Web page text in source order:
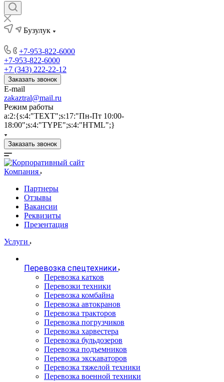
Бузулук
+7-953-822-6000
+7-953-822-6000
+7 (343) 222-22-12
Заказать звонок
E-mail
zakaztral@mail.ru
Режим работы
a:2:{s:4:"TEXT";s:17:"Пн-Пт 10:00-
18:00";s:4:"TYPE";s:4:"HTML";}
Заказать звонок
Компания
Партнеры
Отзывы
Вакансии
Реквизиты
Презентация
Услуги
Перевозка спецтехники
Перевозка катков
Перевозки техники
Перевозка комбайна
Перевозка автокранов
Перевозка тракторов
Перевозка погрузчиков
Перевозка харвестера
Перевозка бульдозеров
Перевозка подъемников
Перевозка экскаваторов
Перевозка тяжелой техники
Перевозка военной техники